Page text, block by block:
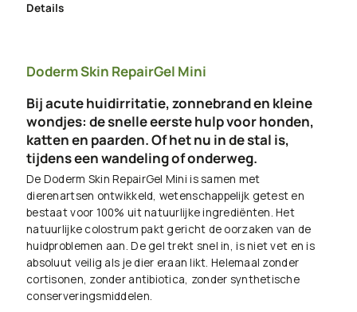
Details
Doderm Skin RepairGel Mini
Bij acute huidirritatie, zonnebrand en kleine
wondjes: de snelle eerste hulp voor honden,
katten en paarden. Of het nu in de stal is,
tijdens een wandeling of onderweg.
De Doderm Skin RepairGel Mini is samen met
dierenartsen ontwikkeld, wetenschappelijk getest en
bestaat voor 100% uit natuurlijke ingrediënten. Het
natuurlijke colostrum pakt gericht de oorzaken van de
huidproblemen aan. De gel trekt snel in, is niet vet en is
absoluut veilig als je dier eraan likt. Helemaal zonder
cortisonen, zonder antibiotica, zonder synthetische
conserveringsmiddelen.